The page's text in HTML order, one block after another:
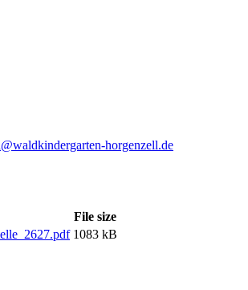
horgenzell.de
File size
1083 kB